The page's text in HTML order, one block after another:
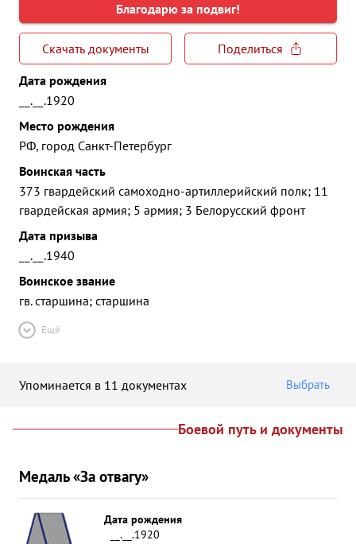
Благодарю за подвиг!
Скачать документы
Поделиться
Дата рождения
__.__.1920
Место рождения
РФ, город Санкт-Петербург
Воинская часть
373 гвардейский самоходно-артиллерийский полк; 11
гвардейская армия; 5 армия; 3 Белорусский фронт
Дата призыва
__.__.1940
Воинское звание
гв. старшина; старшина
Ещё
Упоминается в 11 документах Выбрать
Боевой путь и документы
Медаль «За отвагу»
Дата рождения
__.__.1920